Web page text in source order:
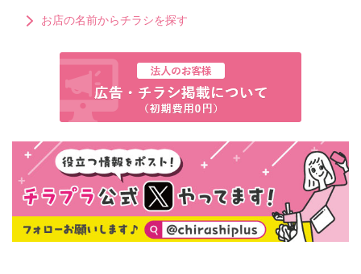
お店の名前からチラシを探す